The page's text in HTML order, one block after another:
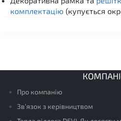
комплектацію (купується
Про компанію
Зв’язок з керівництвом